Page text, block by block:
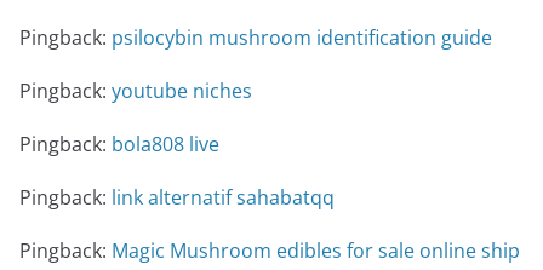
Pingback: psilocybin mushroom identification guide
Pingback: youtube niches
Pingback: bola808 live
Pingback: link alternatif sahabatqq
Pingback: Magic Mushroom edibles for sale online ship